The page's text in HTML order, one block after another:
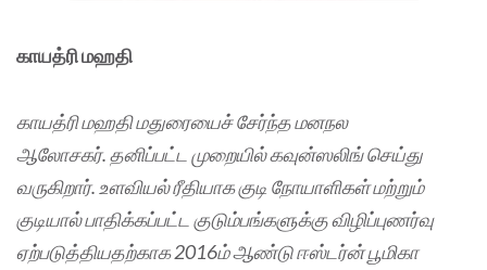
காயத்ரி மஹதி
காயத்ரி மஹதி மதுரையைச் சேர்ந்த மனநல
ஆலோசகர். தனிப்பட்ட முறையில் கவுன்ஸலிங் செய்து
வருகிறார். உளவியல் ரீதியாக குடி நோயாளிகள் மற்றும்
குடியால் பாதிக்கப்பட்ட குடும்பங்களுக்கு விழிப்புணர்வு
ஏற்படுத்தியதற்காக 2016ம் ஆண்டு ஈஸ்டர்ன் பூமிகா